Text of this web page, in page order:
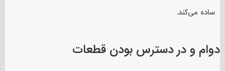
ساده می‌کند.
دوام و در دسترس بودن قطعات